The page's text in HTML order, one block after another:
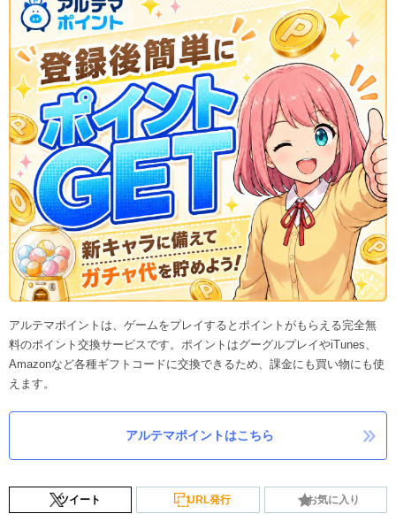
アルテマポイントは、ゲームをプレイするとポイントがもらえる完全無
料のポイント交換サービスです。ポイントはグーグルプレイやiTunes、
Amazonなど各種ギフトコードに交換できるため、課金にも買い物にも使
えます。
アルテマポイントはこちら
ツイート URL発行 お気に入り